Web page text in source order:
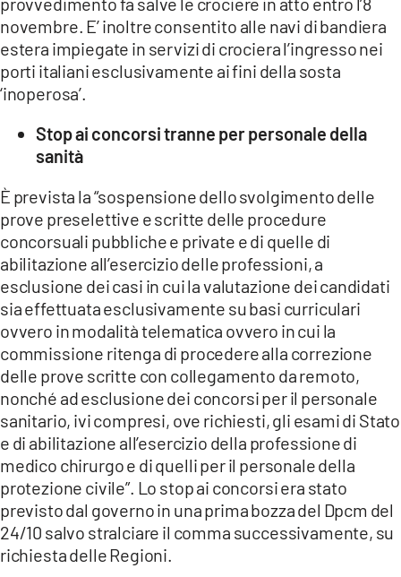
novembre. E’ inoltre consentito alle navi di bandiera
estera impiegate in servizi di crociera l’ingresso nei
porti italiani esclusivamente ai fini della sosta
‘inoperosa’.
Stop ai concorsi tranne per personale della
sanità
È prevista la “sospensione dello svolgimento delle
prove preselettive e scritte delle procedure
concorsuali pubbliche e private e di quelle di
abilitazione all’esercizio delle professioni, a
esclusione dei casi in cui la valutazione dei candidati
sia effettuata esclusivamente su basi curriculari
ovvero in modalità telematica ovvero in cui la
commissione ritenga di procedere alla correzione
delle prove scritte con collegamento da remoto,
nonché ad esclusione dei concorsi per il personale
sanitario, ivi compresi, ove richiesti, gli esami di Stato
e di abilitazione all’esercizio della professione di
medico chirurgo e di quelli per il personale della
protezione civile”. Lo stop ai concorsi era stato
previsto dal governo in una prima bozza del Dpcm del
24/10 salvo stralciare il comma successivamente, su
richiesta delle Regioni.